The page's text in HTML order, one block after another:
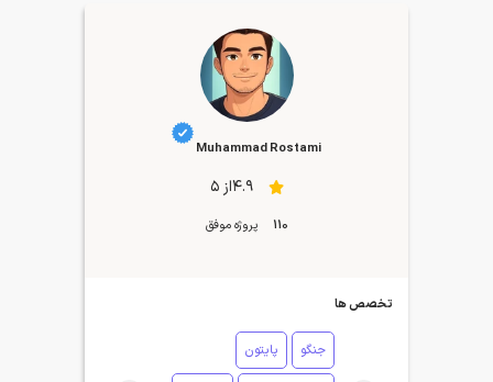
Muhammad Rostami
4.9از 5
110 پروژه موفق
تخصص ها
جنگو پایتون